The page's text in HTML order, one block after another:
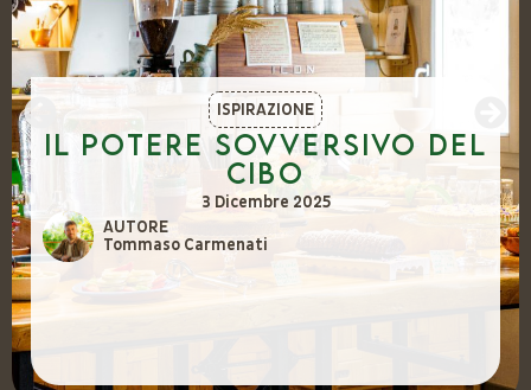
ISPIRAZIONE
Il potere sovversivo del
cibo
3 Dicembre 2025
AUTORE
Tommaso Carmenati